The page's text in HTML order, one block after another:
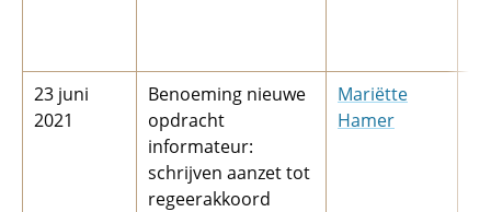
23 juni
2021
Benoeming nieuwe
opdracht
informateur:
schrijven aanzet tot
regeerakkoord
Mariëtte
Hamer